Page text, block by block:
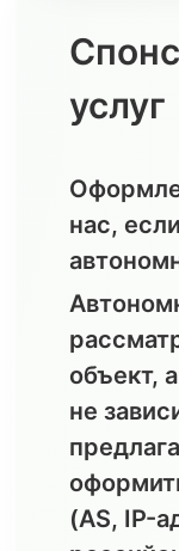
услуг
нас,
объект,
не
(AS, IP-